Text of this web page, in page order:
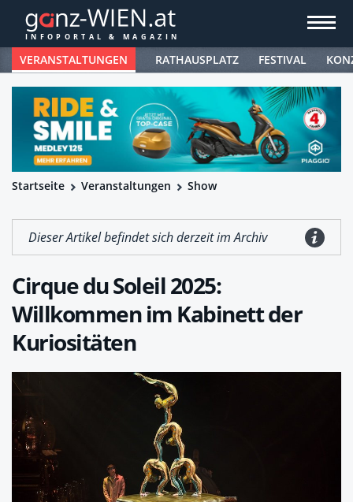
VERANSTALTUNGEN RATHAUSPLATZ FESTIVAL
Startseite Veranstaltungen Show
Dieser Artikel befindet sich derzeit im Archiv
Cirque du Soleil 2025:
Willkommen im Kabinett der
Kuriositäten